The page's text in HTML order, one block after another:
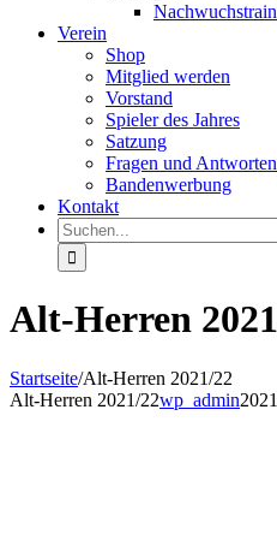
Verein
Shop
Mitglied werden
Vorstand
Spieler des Jahres
Satzung
Fragen und
Bandenwerbung
Kontakt
Suche
nach:
Alt-Herren
Startseite/Alt-Herren 2021/22
Alt-Herren 2021/22wp_admin